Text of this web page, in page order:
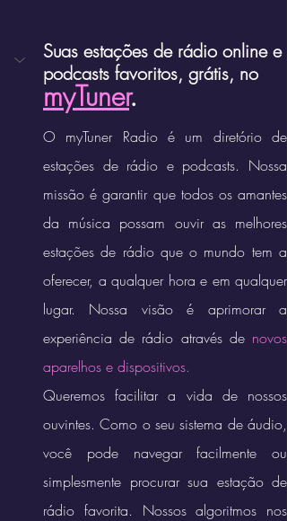
Suas estações de rádio online e
podcasts favoritos, grátis, no
myTuner.
O myTuner Radio é um diretório de
estações de rádio e podcasts. Nossa
missão é garantir que todos os amantes
da música possam ouvir as melhores
estações de rádio que o mundo tem a
oferecer, a qualquer hora e em qualquer
lugar. Nossa visão é aprimorar a
experiência de rádio através de novos
aparelhos e dispositivos.
Queremos facilitar a vida de nossos
ouvintes. Como o seu sistema de áudio,
você pode navegar facilmente ou
simplesmente procurar sua estação de
rádio favorita. Nossos algoritmos nos